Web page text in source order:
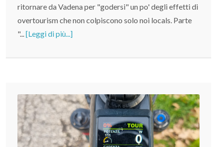
ritornare da Vadena per "godersi" un po' degli effetti di
overtourism che non colpiscono solo noi locals. Parte
"...[Leggi di più...]